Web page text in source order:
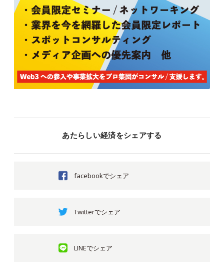
あたらしい経済をシェアする
facebookでシェア
Twitterでシェア
LINEでシェア